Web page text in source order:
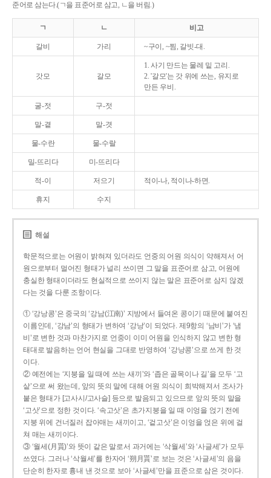
준어로 삼는다.(ㄱ을 표준어로 삼고, ㄴ을 버림.)
ㄱ ㄴ 비고
갈비 가리 ~구이, ~찜, 갈빗-대.
갓모 갈모
1. 사기 만드는 물레 밑 고리.
2. '갈모'는 갓 위에 쓰는, 유지로
만든 우비.
굴-젓 구-젓
말-곁 말-겻
물-수란 물-수랄
밀-뜨리다 미-뜨리다
적-이 저으기 적이-나, 적이나-하면.
휴지 수지
해설
학문적으로는 어원이 밝혀져 있더라도 언중의 어원 의식이 약해져서 어
원으로부터 멀어진 형태가 널리 쓰이면 그 말을 표준어로 삼고, 어원에
충실한 형태이더라도 현실적으로 쓰이지 않는 말은 표준어로 삼지 않겠
다는 것을 다룬 조항이다.
① ‘강낭콩’은 중국의 ‘강남(江南)’ 지방에서 들여온 콩이기 때문에 붙여진
이름인데, ‘강남’의 형태가 변하여 ‘강낭’이 되었다. 제9항의 ‘남비’가 ‘냄
비’로 변한 것과 마찬가지로 언중이 이미 어원을 인식하지 않고 변한 형
태대로 발음하는 언어 현실을 그대로 반영하여 ‘강낭콩’으로 쓰게 한 것
이다.
② 예전에는 ‘지붕을 일 때에 쓰는 새끼’와 ‘좁은 골목이나 길’을 모두 ‘고
샅’으로 써 왔는데, 앞의 뜻의 말에 대해 어원 의식이 희박해져서 조사가
붙은 형태가 [고사시/고사슬] 등으로 발음되고 있으므로 앞의 뜻의 말을
‘고삿’으로 정한 것이다. ‘속고삿’은 초가지붕을 일 때 이엉을 얹기 전에
지붕 위에 건너질러 잡아매는 새끼이고, ‘겉고삿’은 이엉을 얹은 위에 걸
쳐 매는 새끼이다.
③ ‘월세(月貰)’와 뜻이 같은 말로서 과거에는 ‘삭월세’와 ‘사글세’가 모두
쓰였다. 그러나 ‘삭월세’를 한자어 ‘朔月貰’로 보는 것은 ‘사글세’의 음을
단순히 한자로 흉내 낸 것으로 보아 ‘사글세’만을 표준으로 삼은 것이다.